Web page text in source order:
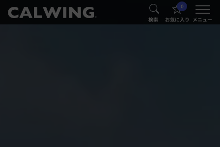
® 検索
0
お気に入り メニュー
®